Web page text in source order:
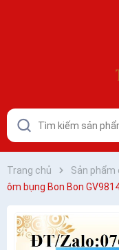
Trang chủ Sản phẩm
ôm bụng Bon Bon